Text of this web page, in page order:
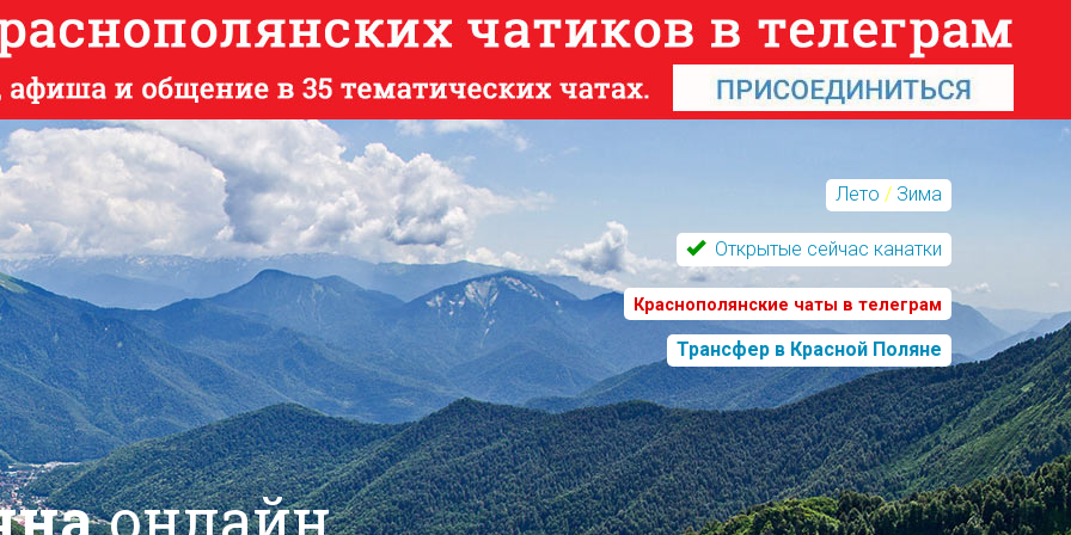
Лето / Зима
Открытые сейчас канатки
Краснополянские чаты в телеграм
Трансфер в Красной Поляне